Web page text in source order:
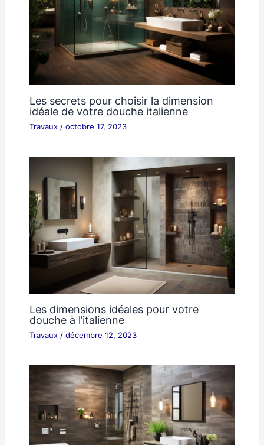
Les secrets pour choisir la dimension
idéale de votre douche italienne
Travaux/ octobre 17, 2023
Les dimensions idéales pour votre
douche à l’italienne
Travaux/ décembre 12, 2023